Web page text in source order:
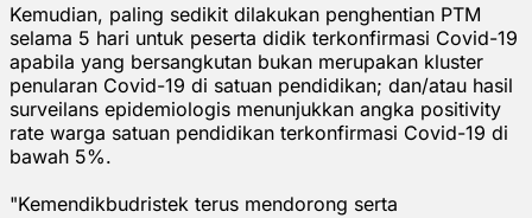
Kemudian, paling sedikit dilakukan penghentian PTM
selama 5 hari untuk peserta didik terkonfirmasi Covid-19
apabila yang bersangkutan bukan merupakan kluster
penularan Covid-19 di satuan pendidikan; dan/atau hasil
surveilans epidemiologis menunjukkan angka positivity
rate warga satuan pendidikan terkonfirmasi Covid-19 di
bawah 5%.
"Kemendikbudristek terus mendorong serta